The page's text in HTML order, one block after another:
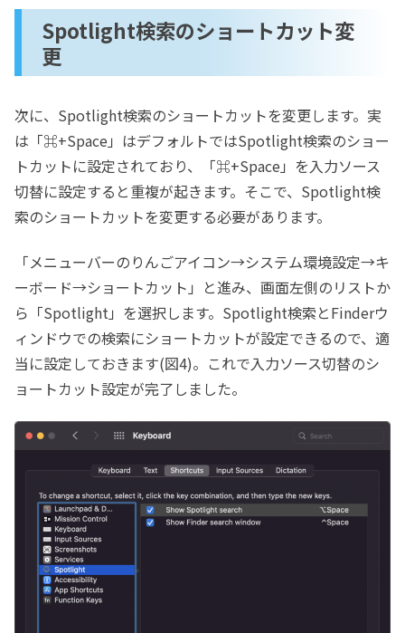
Spotlight検索のショートカット変
更
次に、Spotlight検索のショートカットを変更します。実
は「⌘+Space」はデフォルトではSpotlight検索のショー
トカットに設定されており、「⌘+Space」を入力ソース
切替に設定すると重複が起きます。そこで、Spotlight検
索のショートカットを変更する必要があります。
「メニューバーのりんごアイコン→システム環境設定→キ
ーボード→ショートカット」と進み、画面左側のリストか
ら「Spotlight」を選択します。Spotlight検索とFinderウ
ィンドウでの検索にショートカットが設定できるので、適
当に設定しておきます(図4)。これで入力ソース切替のシ
ョートカット設定が完了しました。